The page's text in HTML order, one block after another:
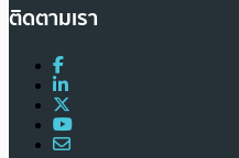
ติดตามเรา